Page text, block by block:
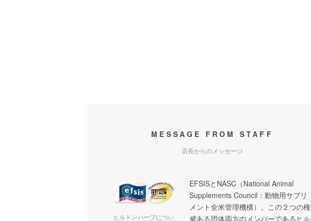
MESSAGE FROM STAFF
店長からのメッセージ
ヒルトンハーブについ
EFSISとNASC（National Animal
Supplements Council：動物用サプリ
メント全米管理機構）。この２つの権
威ある団体両方のメンバーであるヒル